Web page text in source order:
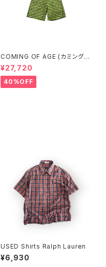
COMING OF AGE (カミングオ
ブエイジ) FLARED SHORTS
（GINGHAM LIME/BLACK）
¥27,720
40%OFF
USED Shirts Ralph Lauren
¥6,930